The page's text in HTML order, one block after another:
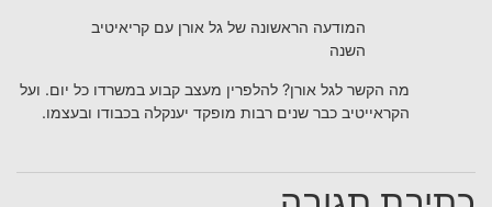
המודעה הראשונה של גל אורן עם קריאיטיב
השנה
מה הקשר לגל אורן? להלפרין מעצב קבוע במשרדו כל יום. ועל
הקראייטיב כבר שנים רבות מופקד יענקלה בכבודו ובעצמו.